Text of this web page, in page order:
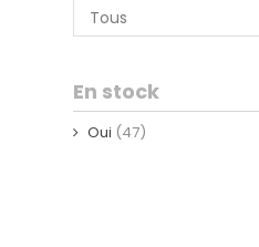
En stock
Oui (47)